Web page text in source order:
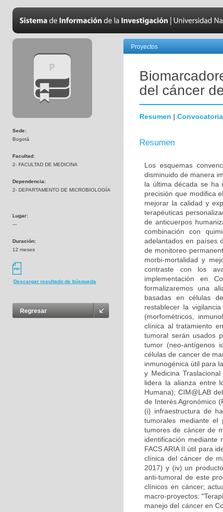
Sede:
Bogotá
Facultad:
2- FACULTAD DE MEDICINA
Dependencia:
2- DEPARTAMENTO DE MICROBIOLOGÍA
Lugar:
---
Duración:
12 meses
Descargar resultado de búsqueda
Regresar
Proyectos
del cáncer
Resumen | Convocatoria
Resumen
Los esquemas
disminuido de manera
la última década se ha
precisión que modifica
mejorar la calidad y
terapéuticas
de anticuerpos
combinación con
adelantados en países
de monitoreo
morbi-mortalidad y
contraste con los
implementación en
formalizaremos una
basadas en células
restablecer la
(morfométricos,
clínica al tratamiento
tumoral serán usados
tumor (neo-antígenos
células de cancer de
inmunogénica útil para
y Medicina
lidera la alianza entre
Humana); CIM@LAB
de Interés Agronómico
(i) infraestructura de
tumorales mediante el
tumores de cáncer de
identificación
FACS ARIA II útil para
clínica del cáncer de
2017) y (iv) un
anti-tumoral de este
clínicos en cáncer;
macro-proyectos:
manejo del cáncer en